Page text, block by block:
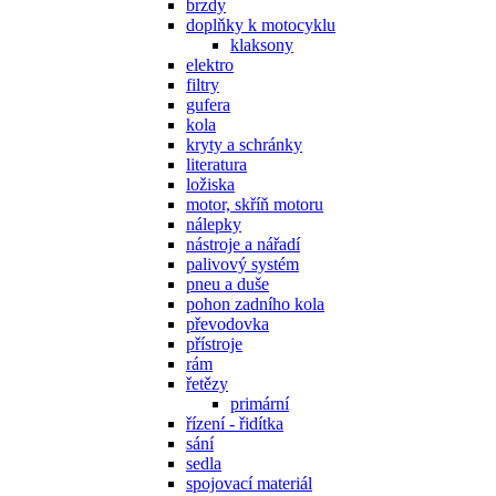
brzdy
doplňky k motocyklu
klaksony
elektro
filtry
gufera
kola
kryty a schránky
literatura
ložiska
motor, skříň motoru
nálepky
nástroje a nářadí
palivový systém
pneu a duše
pohon zadního kola
převodovka
přístroje
rám
řetězy
primární
řízení - řidítka
sání
sedla
spojovací materiál